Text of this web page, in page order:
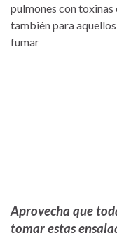
pulmones con toxinas
también para
fumar
Aprovecha que
tomar estas